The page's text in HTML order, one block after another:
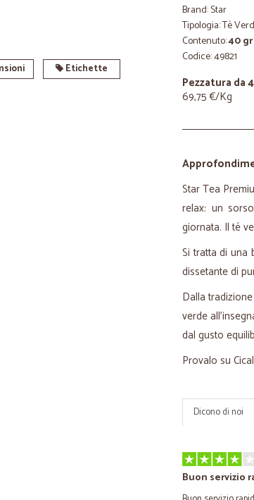
Etichette
Brand: Star
Tipologia: Tè
Contenuto:40
Codice: 49821
Pezzatura da
69,75 €/Kg
Star Tea
relax: un
giornata. Il té
Si tratta di una
dissetante di
Dalla
verde
dal gusto
Provalo su
Dicono di noi
Buon servizio